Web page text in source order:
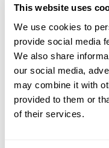
This website uses
We use cookies to
provide social media
We also share
our social media,
may combine it with
provided to them or
of their services.